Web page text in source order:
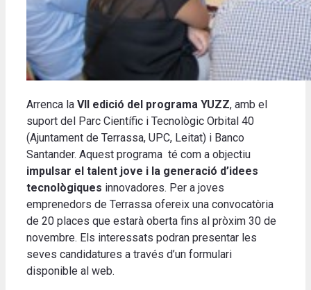
Arrenca la VII edició del programa YUZZ, amb el
suport del Parc Científic i Tecnològic Orbital 40
(Ajuntament de Terrassa, UPC, Leitat) i Banco
Santander. Aquest programa té com a objectiu
impulsar el talent jove i la generació d’idees
tecnològiques innovadores. Per a joves
emprenedors de Terrassa ofereix una convocatòria
de 20 places que estarà oberta fins al pròxim 30 de
novembre. Els interessats podran presentar les
seves candidatures a través d’un formulari
disponible al web.